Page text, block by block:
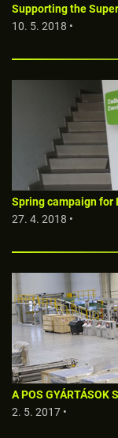
Supporting the
10. 5. 2018 •
Spring campaign for
27. 4. 2018 •
A POS GYÁRTÁSOK
2. 5. 2017 •